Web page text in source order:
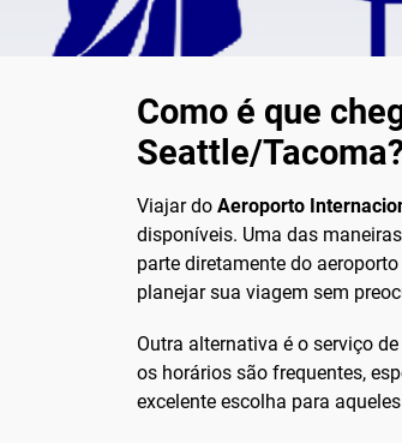
Como é que
Seattle/
Viajar do Aeroporto
disponíveis. Uma das
parte diretamente do
planejar sua viagem sem
Outra alternativa é o serviço de
os horários são frequentes,
excelente escolha para